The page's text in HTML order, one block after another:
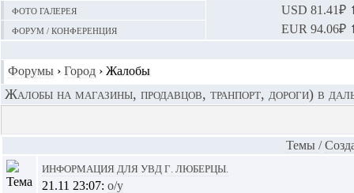
Фото галерея
Форум / конференция
USD 81.41₽
EUR 94.06₽
Форумы › Город › Жалобы
Жалобы на магазины, продавцов, транпорт, дороги) в
Темы /
Информация для УВД г. Люберцы.
21.11 23:07: о/у